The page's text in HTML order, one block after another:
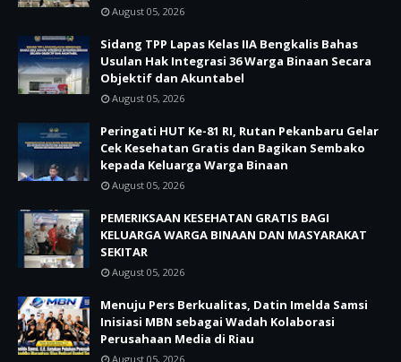
August 05, 2026
Sidang TPP Lapas Kelas IIA Bengkalis Bahas
Usulan Hak Integrasi 36 Warga Binaan Secara
Objektif dan Akuntabel
August 05, 2026
Peringati HUT Ke-81 RI, Rutan Pekanbaru Gelar
Cek Kesehatan Gratis dan Bagikan Sembako
kepada Keluarga Warga Binaan
August 05, 2026
PEMERIKSAAN KESEHATAN GRATIS BAGI
KELUARGA WARGA BINAAN DAN MASYARAKAT
SEKITAR
August 05, 2026
Menuju Pers Berkualitas, Datin Imelda Samsi
Inisiasi MBN sebagai Wadah Kolaborasi
Perusahaan Media di Riau
August 05, 2026